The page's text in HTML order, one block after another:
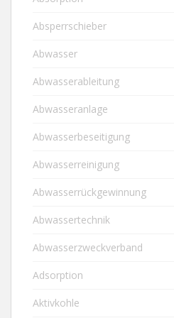
Absperrschieber
Abwasser
Abwasserableitung
Abwasseranlage
Abwasserbeseitigung
Abwasserreinigung
Abwasserrückgewinnung
Abwassertechnik
Abwasserzweckverband
Adsorption
Aktivkohle